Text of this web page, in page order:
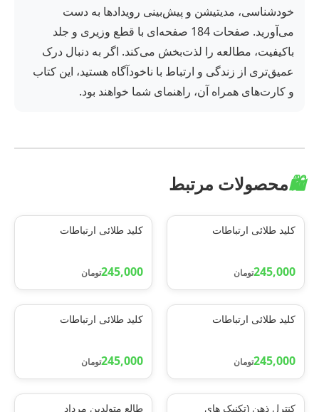
خودشناسی، مدیتیشن و پیش‌بینی رویدادها به دست
می‌آورید. صفحات 184 صفحه‌ای با قطع وزیری و جلد
باکیفیت، مطالعه را لذت‌بخش می‌کند. اگر به دنبال درک
عمیق‌تری از زندگی و ارتباط با ناخودآگاه هستید، این کتاب
و کارت‌های همراه آن، راهنمای شما خواهند بود.
🛍️محصولات مرتبط
کلید طلائی ارتباطات
245,000تومان
کلید طلائی ارتباطات
245,000تومان
کلید طلائی ارتباطات
245,000تومان
کلید طلائی ارتباطات
245,000تومان
کنترل ذهن (تکنیک های طالع متولدین مرداد